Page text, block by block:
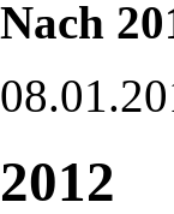
Nach
2012